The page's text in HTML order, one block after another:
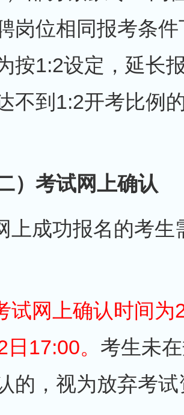
岗位相同报考条
按1:2设定，延长
不到1:2开考比例
考试网上确认
成功报名的考生
网上确认时间为
17:00。 考生未
的，视为放弃考